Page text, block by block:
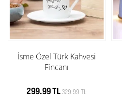
İsme Özel Türk Kahvesi
Fincanı
299.99 TL329.99 TL